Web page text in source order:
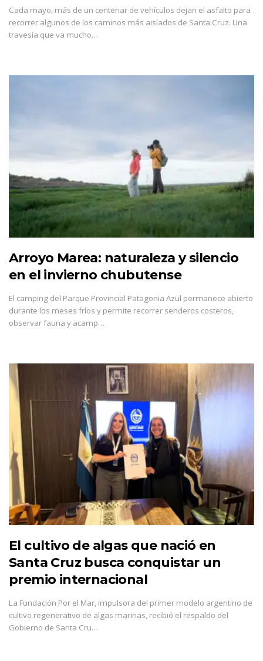
Cada mayo, más de un centenar de vehículos dejan el asfalto para
recorrer algunos de los caminos más aislados de Santa Cruz. Una
travesía que va mucho…
Arroyo Marea: naturaleza y silencio
en el invierno chubutense
El camping del Parque Provincial Patagonia Azul permanece abierto
durante los meses fríos y permite recorrer senderos costeros,
observar fauna y acamp…
El cultivo de algas que nació en
Santa Cruz busca conquistar un
premio internacional
La Fundación Por el Mar, impulsora del primer modelo argentino de
cultivo regenerativo de algas marinas, recibió el respaldo del
Gobierno de Santa Cru…